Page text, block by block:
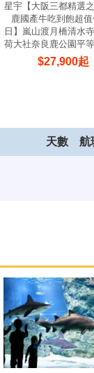
星宇【大阪三都精選
鹿國產牛吃到飽超
日】嵐山渡月橋清水
荷大社奈良鹿公園平
表參道
$27,900起
天數 航